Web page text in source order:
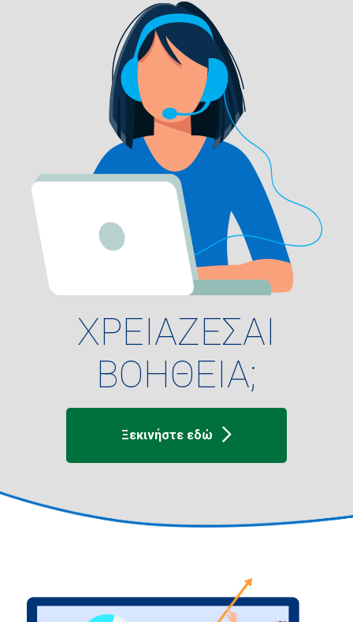
ΧΡΕΙΑΖΕΣΑΙ
ΒΟΗΘΕΙΑ;
Ξεκινήστε εδώ